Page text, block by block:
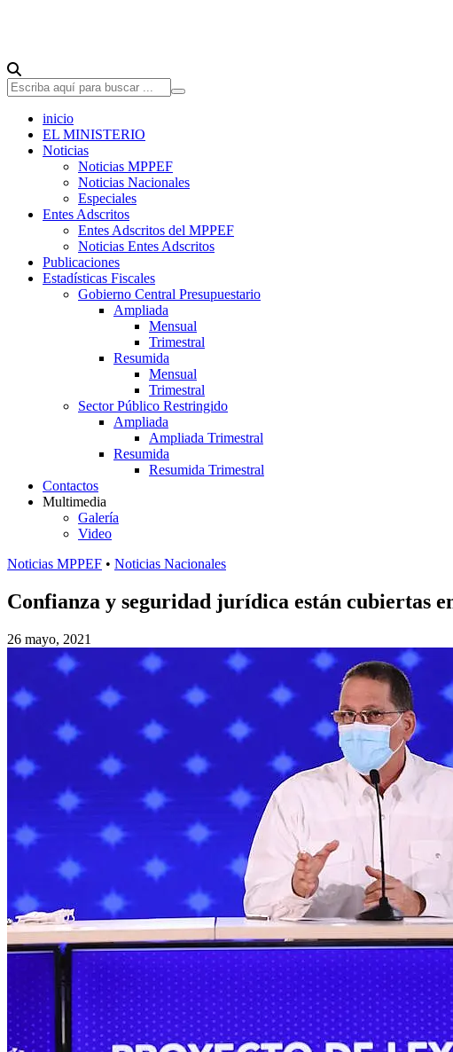
inicio
EL MINISTERIO
Noticias
Noticias MPPEF
Noticias Nacionales
Especiales
Entes Adscritos
Entes Adscritos del MPPEF
Noticias Entes Adscritos
Publicaciones
Estadísticas Fiscales
Gobierno Central Presupuestario
Ampliada
Mensual
Trimestral
Resumida
Mensual
Trimestral
Sector Público Restringido
Ampliada
Ampliada Trimestral
Resumida
Resumida Trimestral
Contactos
Multimedia
Galería
Video
Noticias MPPEF • Noticias Nacionales
Confianza y seguridad jurídica están cubiertas
26 mayo, 2021